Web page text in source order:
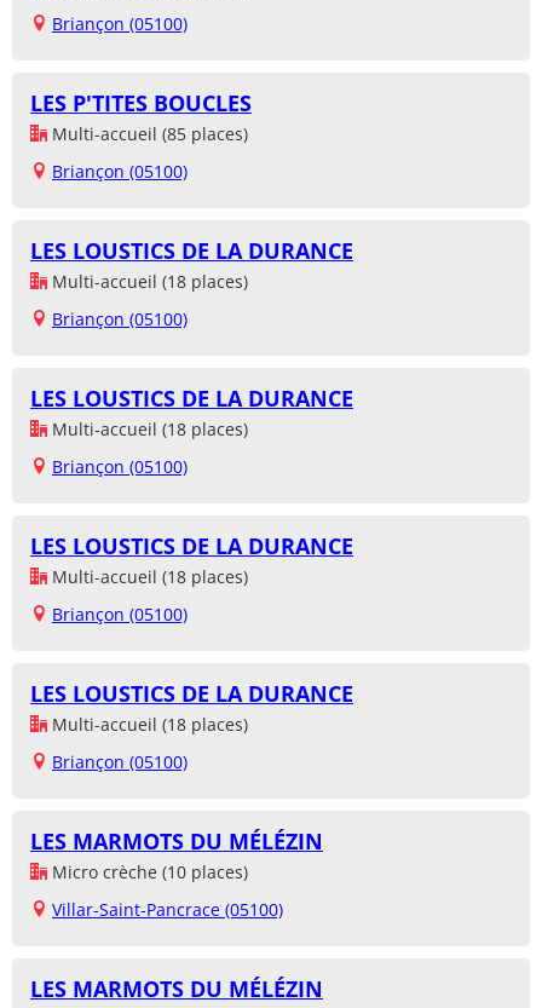
Briançon (05100)
LES P'TITES BOUCLES
Multi-accueil (85 places)
Briançon (05100)
LES LOUSTICS DE LA DURANCE
Multi-accueil (18 places)
Briançon (05100)
LES LOUSTICS DE LA DURANCE
Multi-accueil (18 places)
Briançon (05100)
LES LOUSTICS DE LA DURANCE
Multi-accueil (18 places)
Briançon (05100)
LES LOUSTICS DE LA DURANCE
Multi-accueil (18 places)
Briançon (05100)
LES MARMOTS DU MÉLÉZIN
Micro crèche (10 places)
Villar-Saint-Pancrace (05100)
LES MARMOTS DU MÉLÉZIN